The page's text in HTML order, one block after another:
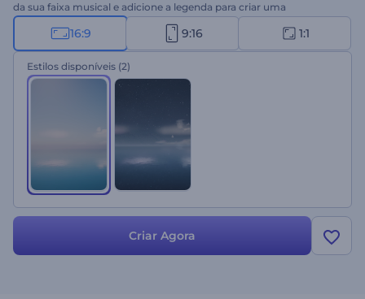
da sua faixa musical e adicione a legenda para criar uma
visualização musical emocionante para seus projetos. Perfeito para
promoções ou lançamentos de singles melódicos, canais de
música, promoções de álbuns e muito mais. Experimente este
template agora mesmo!
16:9 9:16 1:1
Estilos disponíveis (2)
Criar Agora